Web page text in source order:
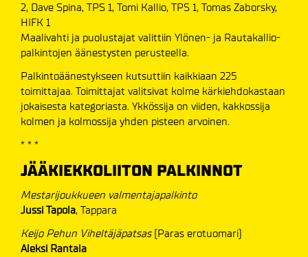
2, Dave Spina, TPS 1, Tomi Kallio, TPS 1, Tomas Zaborsky,
HIFK 1
Maalivahti ja puolustajat valittiin Ylönen- ja Rautakallio-
palkintojen äänestysten perusteella.
Palkintoäänestykseen kutsuttiin kaikkiaan 225
toimittajaa. Toimittajat valitsivat kolme kärkiehdokastaan
jokaisesta kategoriasta. Ykkössija on viiden, kakkossija
kolmen ja kolmossija yhden pisteen arvoinen.
* * *
JÄÄKIEKKOLIITON PALKINNOT
Mestarijoukkueen valmentajapalkinto
Jussi Tapola, Tappara
Keijo Pehun Viheltäjäpatsas(Paras erotuomari)
Aleksi Rantala